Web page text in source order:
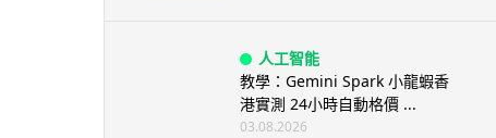
人工智能
教學：Gemini Spark 小龍蝦香
港實測 24小時自動格價 ...
03.08.2026